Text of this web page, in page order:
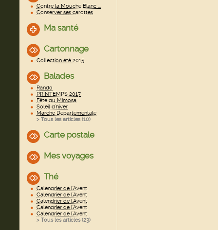
Contre la Mouche Blanc ...
Conserver ses carottes
Ma santé
Cartonnage
Collection été 2015
Balades
Rando
PRINTEMPS 2017
Fête du Mimosa
Soleil d'hiver
Marche Départementale
> Tous les articles (10)
Carte postale
Mes voyages
Thé
Calendrier de l'Avent
Calendrier de l'Avent
Calendrier de l'Avent
Calendrier de l'Avent
Calendrier de l'Avent
> Tous les articles (23)